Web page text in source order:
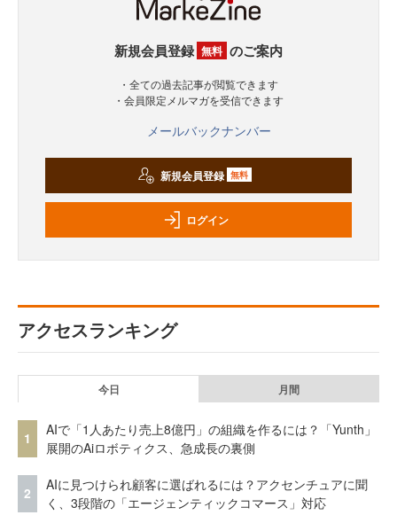
新規会員登録 無料 のご案内
・全ての過去記事が閲覧できます
・会員限定メルマガを受信できます
メールバックナンバー
新規会員登録 無料
ログイン
アクセスランキング
今日 月間
1
AIで「1人あたり売上8億円」の組織を作るには？「Yunth」
展開のAiロボティクス、急成長の裏側
2
AIに見つけられ顧客に選ばれるには？アクセンチュアに聞
く、3段階の「エージェンティックコマース」対応